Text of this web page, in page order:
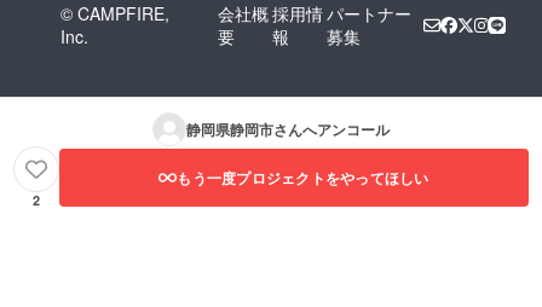
© CAMPFIRE,
Inc.
会社概
要
採用情
報
パートナー
募集
静岡県静岡市さんへアンコール
2
もう一度プロジェクトをやってほしい